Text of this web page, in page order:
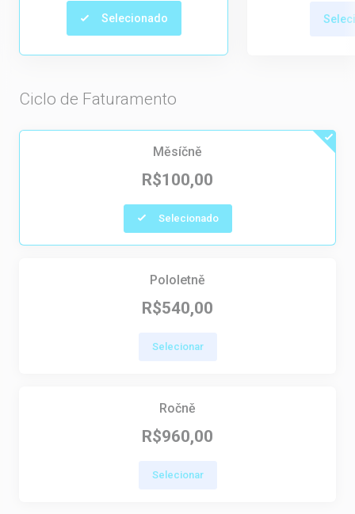
Selecionado
Ciclo de Faturamento
Měsíčně
R$100,00
Selecionado
Pololetně
R$540,00
Selecionar
Ročně
R$960,00
Selecionar